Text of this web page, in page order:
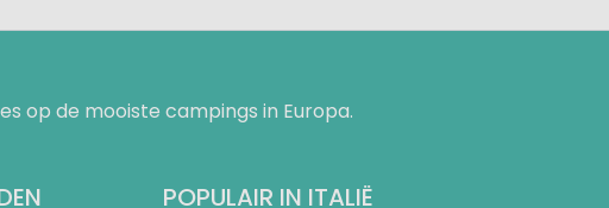
op de mooiste campings in Europa.
POPULAIR IN ITALIË